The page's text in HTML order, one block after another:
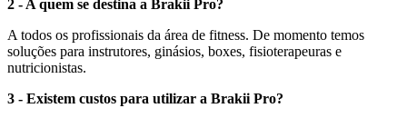
2 - A quem se destina a Brakii Pro?
A todos os profissionais da área de fitness. De momento temos
soluções para instrutores, ginásios, boxes, fisioterapeuras e
nutricionistas.
3 - Existem custos para utilizar a Brakii Pro?